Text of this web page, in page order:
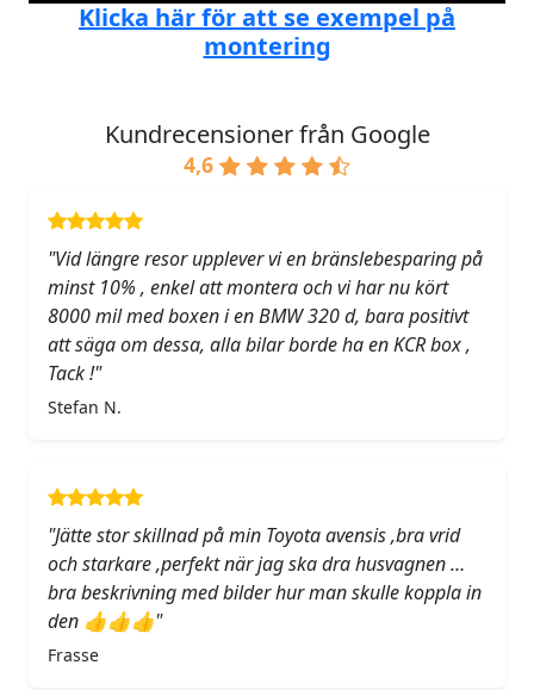
Klicka här för att se exempel på
montering
Kundrecensioner från Google
4,6
"Vid längre resor upplever vi en bränslebesparing på
minst 10% , enkel att montera och vi har nu kört
8000 mil med boxen i en BMW 320 d, bara positivt
att säga om dessa, alla bilar borde ha en KCR box ,
Tack !"
Stefan N.
"Jätte stor skillnad på min Toyota avensis ,bra vrid
och starkare ,perfekt när jag ska dra husvagnen …
bra beskrivning med bilder hur man skulle koppla in
den 👍👍👍"
Frasse